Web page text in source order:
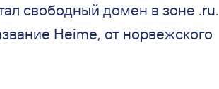
свободный домен в зоне .ru.
Heime, от норвежского